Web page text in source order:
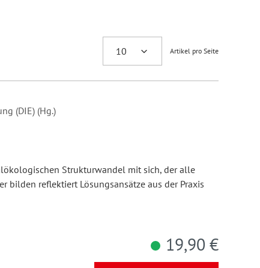
Artikel pro Seite
(DIE) (Hg.)
Strukturwandel mit sich, der alle
bilden reflektiert Lösungsansätze aus der Praxis
19,90 €